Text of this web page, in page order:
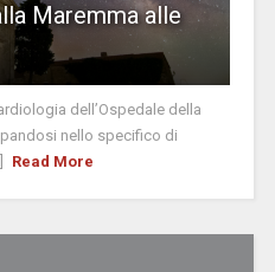
Maremma alle
dell’Ospedale della
nello specifico di
Read More